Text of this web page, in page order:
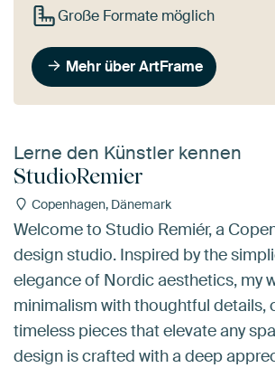
Große Formate möglich
Mehr über ArtFrame
Lerne den Künstler kennen
StudioRemier
Copenhagen, Dänemark
Welcome to Studio Remiér, a
design studio. Inspired by the
elegance of Nordic aesthetics, my
minimalism with thoughtful details,
timeless pieces that elevate any
design is crafted with a deep